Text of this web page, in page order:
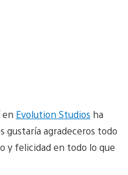
en Evolution Studios ha
gustaría agradeceros todo
y felicidad en todo lo que